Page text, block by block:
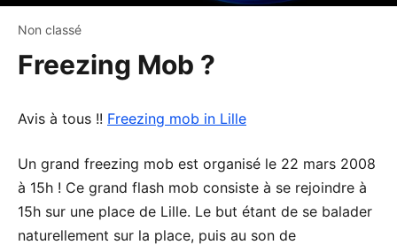
Non classé
Freezing Mob ?
Avis à tous !! Freezing mob in Lille
Un grand freezing mob est organisé le 22 mars 2008
à 15h ! Ce grand flash mob consiste à se rejoindre à
15h sur une place de Lille. Le but étant de se balader
naturellement sur la place, puis au son de